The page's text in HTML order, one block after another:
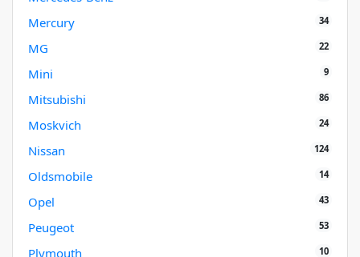
Mercury 34
MG 22
Mini 9
Mitsubishi 86
Moskvich 24
Nissan 124
Oldsmobile 14
Opel 43
Peugeot 53
Plymouth 10